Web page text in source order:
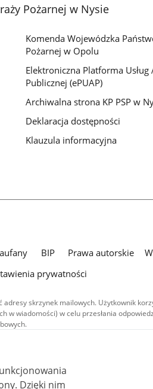
galerii.
Pożarnej w Nysie
Komenda Wojewódzka
Pożarnej w Opolu
Elektroniczna Platforma
Publicznej (ePUAP)
Archiwalna strona KP PSP w
Deklaracja dostępności
Klauzula informacyjna
BIP Prawa autorskie
prywatności
skrzynek mailowych. Użytkownik
wiadomości) w celu przesłania
treści audiowizualnych), są
uznanie autorstwa - na tych samych
w tym zdjęcia, materiały audio
uznanie autorstwa użycie
4.0), o ile nie jest to stwierdzone inaczej.
nim